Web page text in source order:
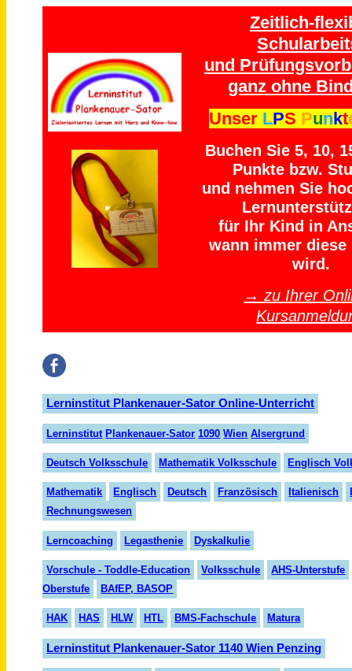
Zeitlich-
und
ganz ohne
Unser LPS Pun kt
Buchen Sie 5, 10,
Punkte bzw.
und nehmen Sie
für Ihr Kind in
wann immer diese
wird.
→ zu Ihrer
Lerninstitut Plankenauer-Sator Online-Unterricht
Lerninstitut Plankenauer-Sator 1090 Wien Alsergrund
Deutsch Volksschule Mathematik Volksschule Englisch
Mathematik Englisch Deutsch Französisch Italienisch
Rechnungswesen
Lerncoaching Legasthenie Dyskalkulie
Vorschule - Toddle-Education Volksschule
AHS-Unterstufe
Oberstufe
BAfEP, BASOP
HAK HAS HLW HTL BMS-Fachschule Matura
Lerninstitut Plankenauer-Sator 1140 Wien Penzing